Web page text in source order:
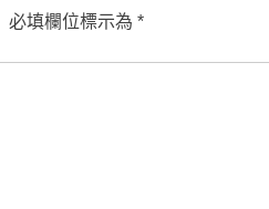
必填欄位標示為 *